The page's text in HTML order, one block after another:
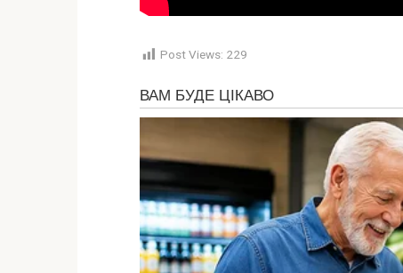
Post Views: 229